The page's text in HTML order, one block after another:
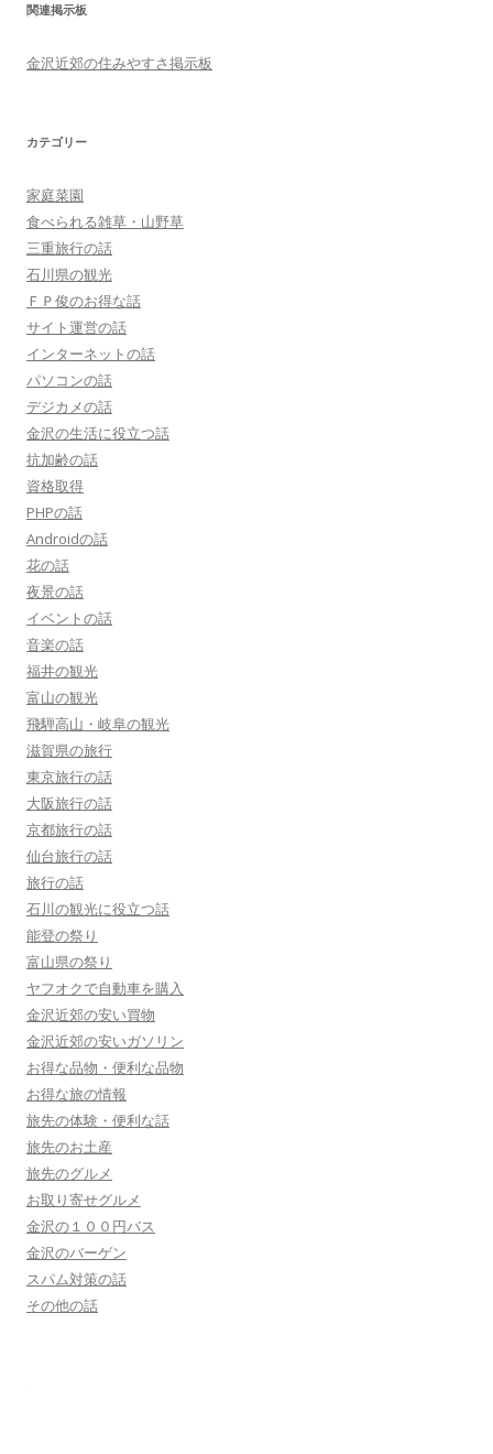
関連掲示板
金沢近郊の住みやすさ掲示板
カテゴリー
家庭菜園
食べられる雑草・山野草
三重旅行の話
石川県の観光
ＦＰ俊のお得な話
サイト運営の話
インターネットの話
パソコンの話
デジカメの話
金沢の生活に役立つ話
抗加齢の話
資格取得
PHPの話
Androidの話
花の話
夜景の話
イベントの話
音楽の話
福井の観光
富山の観光
飛騨高山・岐阜の観光
滋賀県の旅行
東京旅行の話
大阪旅行の話
京都旅行の話
仙台旅行の話
旅行の話
石川の観光に役立つ話
能登の祭り
富山県の祭り
ヤフオクで自動車を購入
金沢近郊の安い買物
金沢近郊の安いガソリン
お得な品物・便利な品物
お得な旅の情報
旅先の体験・便利な話
旅先のお土産
旅先のグルメ
お取り寄せグルメ
金沢の１００円バス
金沢のバーゲン
スパム対策の話
その他の話